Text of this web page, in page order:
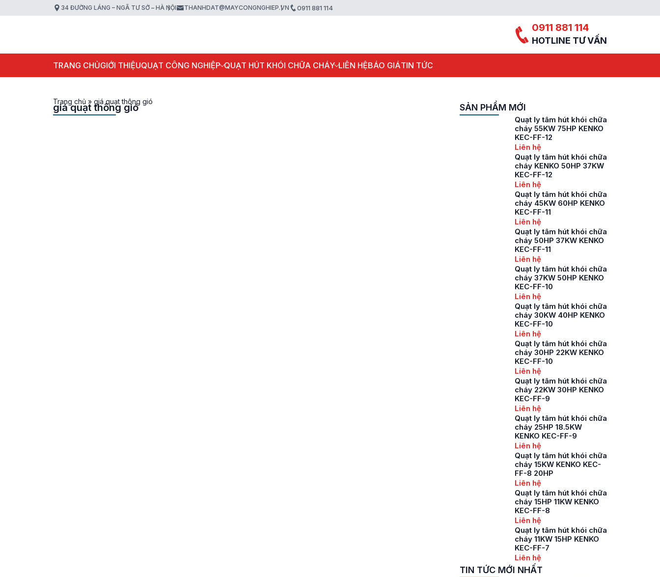
34 ĐƯỜNG LÁNG – NGÃ TƯ SỞ – HÀ NỘI THANHDAT@MAYCONGNGHIEP.VN 0911 881 114
0911 881 114
HOTLINE TƯ VẤN
TRANG CHỦGIỚI THIỆUQUẠT CÔNG NGHIỆP QUẠT HÚT KHÓI CHỮA CHÁY LIÊN HỆBÁO GIÁTIN TỨC
Trang chủ » giá quạt thông gió
giá quạt thông gió SẢN PHẨM MỚI
Quạt ly tâm hút khói chữa
cháy 55KW 75HP KENKO
KEC-FF-12
Liên hệ
Quạt ly tâm hút khói chữa
cháy KENKO 50HP 37KW
KEC-FF-12
Liên hệ
Quạt ly tâm hút khói chữa
cháy 45KW 60HP KENKO
KEC-FF-11
Liên hệ
Quạt ly tâm hút khói chữa
cháy 50HP 37KW KENKO
KEC-FF-11
Liên hệ
Quạt ly tâm hút khói chữa
cháy 37KW 50HP KENKO
KEC-FF-10
Liên hệ
Quạt ly tâm hút khói chữa
cháy 30KW 40HP KENKO
KEC-FF-10
Liên hệ
Quạt ly tâm hút khói chữa
cháy 30HP 22KW KENKO
KEC-FF-10
Liên hệ
Quạt ly tâm hút khói chữa
cháy 22KW 30HP KENKO
KEC-FF-9
Liên hệ
Quạt ly tâm hút khói chữa
cháy 25HP 18.5KW
KENKO KEC-FF-9
Liên hệ
Quạt ly tâm hút khói chữa
cháy 15KW KENKO KEC-
FF-8 20HP
Liên hệ
Quạt ly tâm hút khói chữa
cháy 15HP 11KW KENKO
KEC-FF-8
Liên hệ
Quạt ly tâm hút khói chữa
cháy 11KW 15HP KENKO
KEC-FF-7
Liên hệ
TIN TỨC MỚI NHẤT